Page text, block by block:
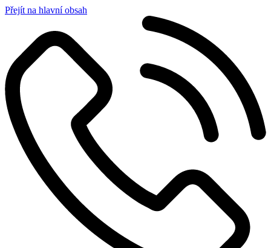
Přejít na hlavní obsah